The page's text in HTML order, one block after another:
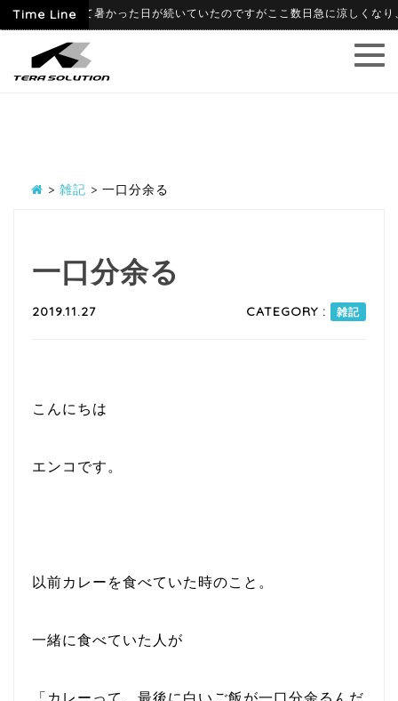
Time Line
6月に入って暑かった日が続いていたのですがここ数日急に涼しくなり
> 雑記 > 一口分余る
一口分余る
2019.11.27 CATEGORY : 雑記
こんにちは
エンコです。
以前カレーを食べていた時のこと。
一緒に食べていた人が
「カレーって、最後に白いご飯が一口分余るんだ